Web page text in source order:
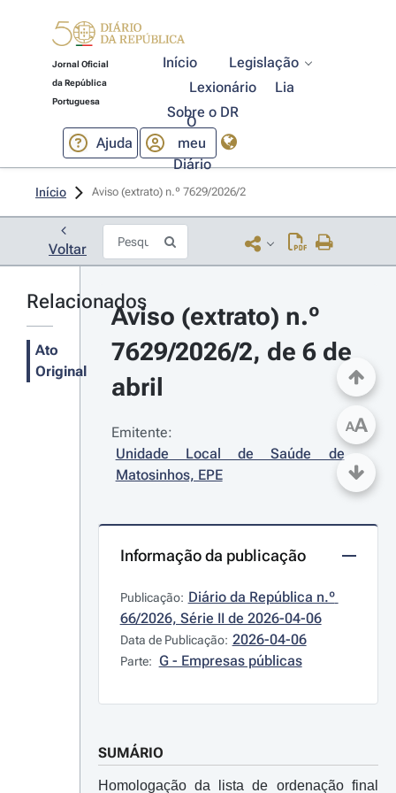
Jornal Oficial
da República
Portuguesa
Início
Legislação
Lexionário
Lia
Sobre o DR
Ajuda
O
meu
Diário
Início Aviso (extrato) n.º 7629/2026/2
Voltar
Relacionados
Ato
Original
Aviso (extrato) n.º
7629/2026/2, de 6 de
abril
Emitente:
Unidade Local de Saúde de
Matosinhos, EPE
Informação da publicação
Publicação: Diário da República n.º
66/2026, Série II de 2026-04-06
Data de Publicação: 2026-04-06
Parte: G - Empresas públicas
SUMÁRIO
Homologação da lista de ordenação final
AA